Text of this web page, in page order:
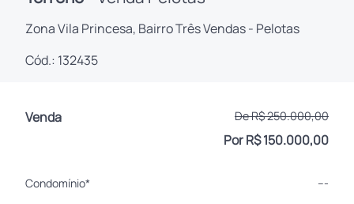
Zona Vila Princesa, Bairro Três Vendas - Pelotas
Cód.: 132435
Venda De R$ 250.000,00
Por R$ 150.000,00
Condomínio*
---